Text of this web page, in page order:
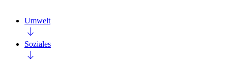
Umwelt
Soziales